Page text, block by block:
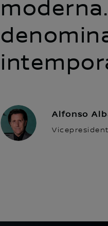
Alfonso